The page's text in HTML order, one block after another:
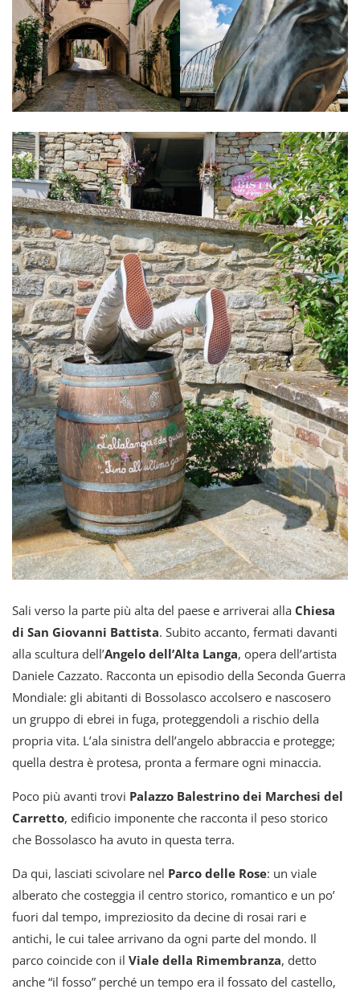
Sali verso la parte più alta del paese e arriverai alla Chiesa
di San Giovanni Battista. Subito accanto, fermati davanti
alla scultura dell’Angelo dell’Alta Langa, opera dell’artista
Daniele Cazzato. Racconta un episodio della Seconda Guerra
Mondiale: gli abitanti di Bossolasco accolsero e nascosero
un gruppo di ebrei in fuga, proteggendoli a rischio della
propria vita. L’ala sinistra dell’angelo abbraccia e protegge;
quella destra è protesa, pronta a fermare ogni minaccia.
Poco più avanti trovi Palazzo Balestrino dei Marchesi del
Carretto, edificio imponente che racconta il peso storico
che Bossolasco ha avuto in questa terra.
Da qui, lasciati scivolare nel Parco delle Rose: un viale
alberato che costeggia il centro storico, romantico e un po’
fuori dal tempo, impreziosito da decine di rosai rari e
antichi, le cui talee arrivano da ogni parte del mondo. Il
parco coincide con il Viale della Rimembranza, detto
anche “il fosso” perché un tempo era il fossato del castello,